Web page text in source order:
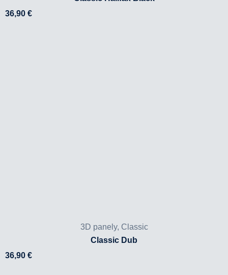
36,90 €
3D panely, Classic
Classic Dub
36,90 €